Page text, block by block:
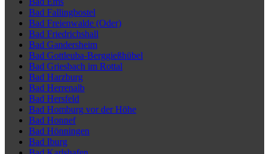
Bad Fallingbostel
Bad Freienwalde (Oder)
Bad Friedrichshall
Bad Gandersheim
Bad Gottleuba-Berggießhübel
Bad Griesbach im Rottal
Bad Harzburg
Bad Herrenalb
Bad Hersfeld
Bad Homburg vor der Höhe
Bad Honnef
Bad Hönningen
Bad Iburg